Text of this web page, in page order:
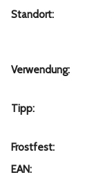
Standort:
Verwendung:
Tipp:
Frostfest:
EAN: